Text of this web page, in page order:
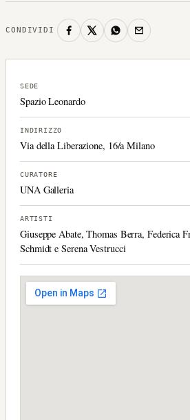
CONDIVIDI
SEDE
Spazio Leonardo
INDIRIZZO
Via della Liberazione, 16/a Milano
CURATORE
UNA Galleria
ARTISTI
Giuseppe Abate, Thomas Berra, Federica
Schmidt e Serena Vestrucci